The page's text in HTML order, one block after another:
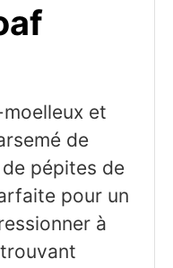
et
de
pépites de
pour un
à